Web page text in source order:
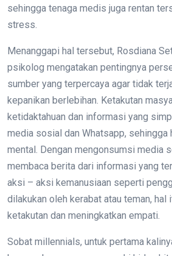
sehingga tenaga medis juga rentan
stress.
Menanggapi hal tersebut, Rosdiana
psikolog mengatakan pentingnya
sumber yang terpercaya agar tidak
kepanikan berlebihan. Ketakutan
ketidaktahuan dan informasi yang
media sosial dan Whatsapp, sehingga
mental. Dengan mengonsumsi media
membaca berita dari informasi yang
aksi – aksi kemanusiaan seperti
dilakukan oleh kerabat atau teman, hal
ketakutan dan meningkatkan empati.
Sobat millennials, untuk pertama